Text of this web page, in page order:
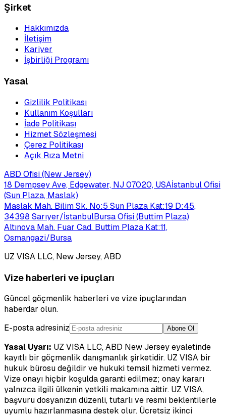
Şirket
Hakkımızda
İletişim
Kariyer
İşbirliği Programı
Yasal
Gizlilik Politikası
Kullanım Koşulları
İade Politikası
Hizmet Sözleşmesi
Çerez Politikası
Açık Rıza Metni
ABD Ofisi (New Jersey)
18 Dempsey Ave, Edgewater, NJ 07020, USAİstanbul Ofisi
(Sun Plaza, Maslak)
Maslak Mah. Bilim Sk. No:5 Sun Plaza Kat:19 D:45,
34398 Sarıyer/İstanbulBursa Ofisi (Buttim Plaza)
Altınova Mah. Fuar Cad. Buttim Plaza Kat:11,
Osmangazi/Bursa
UZ VISA LLC, New Jersey, ABD
Vize haberleri ve ipuçları
Güncel göçmenlik haberleri ve vize ipuçlarından
haberdar olun.
E-posta adresiniz
Abone Ol
Yasal Uyarı: UZ VISA LLC, ABD New Jersey eyaletinde
kayıtlı bir göçmenlik danışmanlık şirketidir. UZ VISA bir
hukuk bürosu değildir ve hukuki temsil hizmeti vermez.
Vize onayı hiçbir koşulda garanti edilmez; onay kararı
yalnızca ilgili ülkenin yetkili makamına aittir. UZ VISA,
başvuru dosyanızın düzenli, tutarlı ve resmi beklentilerle
uyumlu hazırlanmasına destek olur. Ücretsiz ikinci